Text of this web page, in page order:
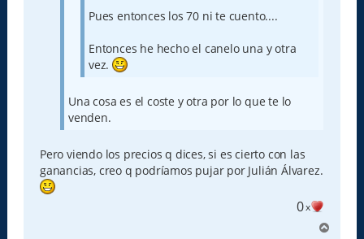
Pues entonces los 70 ni te cuento....
Entonces he hecho el canelo una y otra
vez.
Una cosa es el coste y otra por lo que te lo
venden.
Pero viendo los precios q dices, si es cierto con las
ganancias, creo q podríamos pujar por Julián Álvarez.
0x